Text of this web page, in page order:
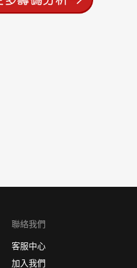
聯絡我們
客服中心
加入我們